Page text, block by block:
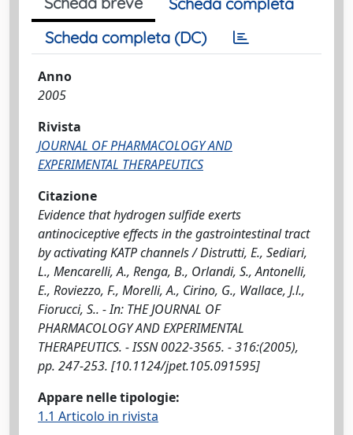
Scheda completa (DC)
Anno
2005
Rivista
JOURNAL OF PHARMACOLOGY AND
EXPERIMENTAL THERAPEUTICS
Citazione
Evidence that hydrogen sulfide exerts
antinociceptive effects in the gastrointestinal tract
by activating KATP channels / Distrutti, E., Sediari,
L., Mencarelli, A., Renga, B., Orlandi, S., Antonelli,
E., Roviezzo, F., Morelli, A., Cirino, G., Wallace, J.l.,
Fiorucci, S.. - In: THE JOURNAL OF
PHARMACOLOGY AND EXPERIMENTAL
THERAPEUTICS. - ISSN 0022-3565. - 316:(2005),
pp. 247-253. [10.1124/jpet.105.091595]
Appare nelle tipologie:
1.1 Articolo in rivista